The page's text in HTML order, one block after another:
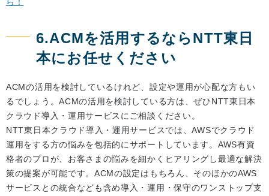
6.ACMを活用するならNTT東日
本にお任せください
ACMの活用を検討しているけれど、設定や運用が心配な方もい
るでしょう。ACMの活用を検討している方は、ぜひNTT東日本
クラウド導入・運用サービスにご相談ください。
NTT東日本クラウド導入・運用サービスでは、AWSでクラウド
運用をする方の悩みを包括的にサポートしています。AWS有資
格者のプロが、お客さまの悩みを細かくヒアリングし最適な解決
策の提案が可能です。ACMの設定はもちろん、そのほかのAWS
サービスとの統合なども含め導入・運用・保守のワンストップ支